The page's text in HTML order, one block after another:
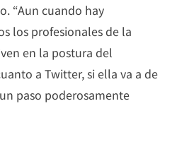
“Aun cuando hay
los profesionales de la
en la postura del
a Twitter, si ella va a de
paso poderosamente